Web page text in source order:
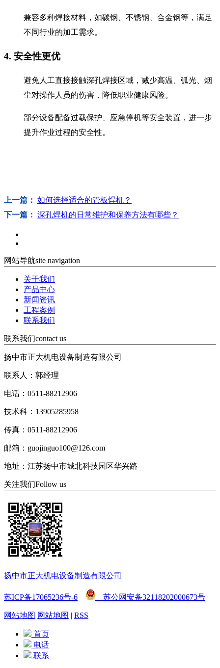
兼容多种焊接材料，如碳钢、不锈钢、合金钢等，满足
不同行业的加工需求。
4. 安全性更优
避免人工直接接触深孔焊接区域，减少高温、弧光、烟
尘对操作人员的伤害，降低职业健康风险。
部分设备配备过载保护、应急停机等安全装置，进一步
提升作业过程的安全性。
上一篇： 如何选择适合的管板焊机？
下一篇： 深孔焊机的日常维护和保养方法有哪些？
网站导航site navigation
关于我们
产品中心
新闻资讯
工程案例
联系我们
联系我们contact us
扬中市正大机电设备制造有限公司
联系人：郭经理
电话：0511-88212906
技术科：13905285958
传真：0511-88212906
邮箱：guojinguo100@126.com
地址：江苏扬中市城北科技园区华兴路
关注我们Follow us
扬中市正大机电设备制造有限公司
苏ICP备17065236号-6 苏公网安备32118202000673号
网站地图 网站地图 | RSS
首页
电话
联系